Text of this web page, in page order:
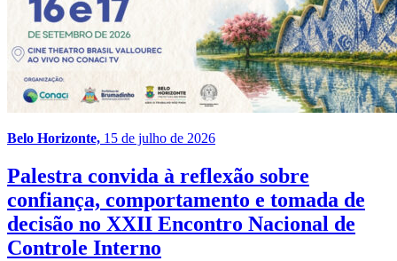
Belo Horizonte, 15 de julho de 2026
Palestra convida à reflexão sobre
confiança, comportamento e tomada de
decisão no XXII Encontro Nacional de
Controle Interno